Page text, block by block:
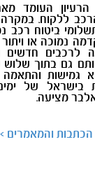
הרעיון העומד
ללקוח. במקרה
ביטוח רכב
נמוכה או
לרכבים חדשים
גם בתוך
גמישות
בישראל של
מציעה.
והמאמרים